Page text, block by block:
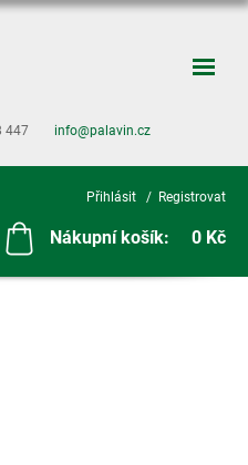
447 info@palavin.cz
Přihlásit Registrovat
Nákupní košík: 0 Kč